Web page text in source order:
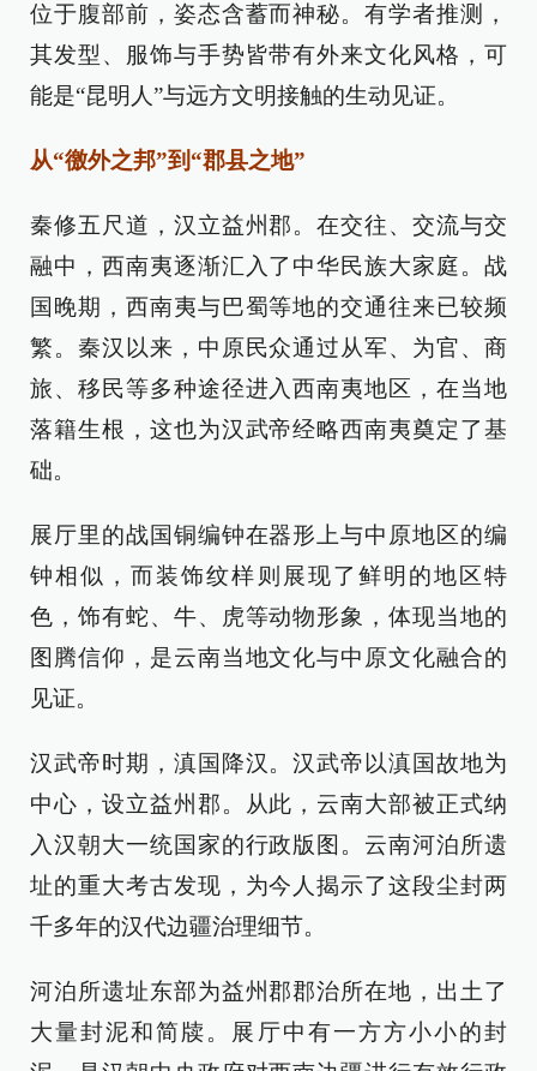
位于腹部前，姿态含蓄而神秘。有学者推测，
其发型、服饰与手势皆带有外来文化风格，可
能是“昆明人”与远方文明接触的生动见证。
从“徼外之邦”到“郡县之地”
秦修五尺道，汉立益州郡。在交往、交流与交
融中，西南夷逐渐汇入了中华民族大家庭。战
国晚期，西南夷与巴蜀等地的交通往来已较频
繁。秦汉以来，中原民众通过从军、为官、商
旅、移民等多种途径进入西南夷地区，在当地
落籍生根，这也为汉武帝经略西南夷奠定了基
础。
展厅里的战国铜编钟在器形上与中原地区的编
钟相似，而装饰纹样则展现了鲜明的地区特
色，饰有蛇、牛、虎等动物形象，体现当地的
图腾信仰，是云南当地文化与中原文化融合的
见证。
汉武帝时期，滇国降汉。汉武帝以滇国故地为
中心，设立益州郡。从此，云南大部被正式纳
入汉朝大一统国家的行政版图。云南河泊所遗
址的重大考古发现，为今人揭示了这段尘封两
千多年的汉代边疆治理细节。
河泊所遗址东部为益州郡郡治所在地，出土了
大量封泥和简牍。展厅中有一方方小小的封